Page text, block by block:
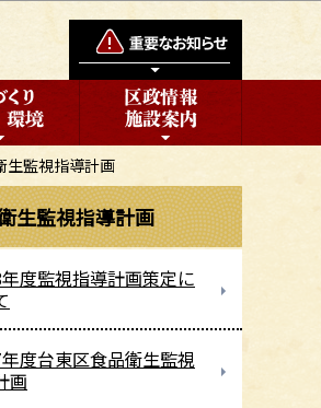
生監視指導計画
生監視指導計画
度監視指導計画策定に
度台東区食品衛生監視
画